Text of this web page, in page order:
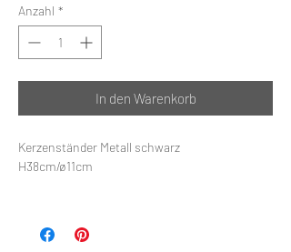
Anzahl *
In den Warenkorb
Kerzenständer Metall schwarz
H38cm/ø11cm
elegantes und schlichtes Design passt zu